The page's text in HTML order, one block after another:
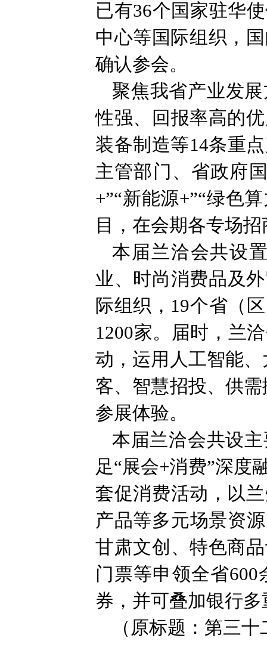
已有36个国家驻华
中心等国际组织，
确认参会。
聚焦我省产业发
性强、回报率高的
装备制造等14条重
主管部门、省政府
+”“新能源+”“绿色
目，在会期各专场
本届兰洽会共设
业、时尚消费品及
际组织，19个省（
1200家。届时，兰
动，运用人工智能
客、智慧招投、供
参展体验。
本届兰洽会共设
足“展会+消费”深度
套促消费活动，以
产品等多元场景资
甘肃文创、特色商
门票等申领全省
券，并可叠加银行
（原标题：第三